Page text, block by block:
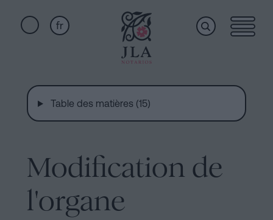
fr
Home
Services
Qui
sommes-
rapides
Notaire
Successions
Table des matières (15)
Modification de
l'organe